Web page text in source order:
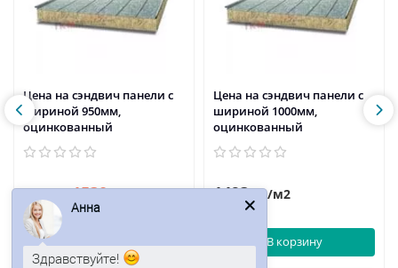
Цена на сэндвич панели с
шириной 950мм,
оцинкованный
1844р. 1530р. /м2
Цена на сэндвич панели с
шириной 1000мм,
оцинкованный
1493р. /м2
В корзину
Анна
Здравствуйте!